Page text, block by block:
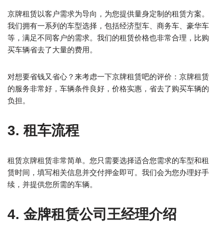
京牌租赁以客户需求为导向，为您提供量身定制的租赁方案。
我们拥有一系列的车型选择，包括经济型车、商务车、豪华车
等，满足不同客户的需求。我们的租赁价格也非常合理，比购
买车辆省去了大量的费用。
对想要省钱又省心？来考虑一下京牌租赁吧的评价：京牌租赁
的服务非常好，车辆条件良好，价格实惠，省去了购买车辆的
负担。
3. 租车流程
租赁京牌租赁非常简单。您只需要选择适合您需求的车型和租
赁时间，填写相关信息并交付押金即可。我们会为您办理好手
续，并提供您所需的车辆。
4. 金牌租赁公司王经理介绍